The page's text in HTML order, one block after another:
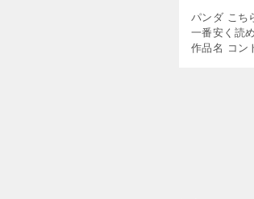
パンダ こち
一番安く読
作品名 コン